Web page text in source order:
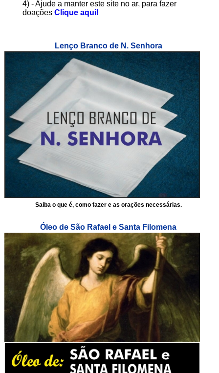
4) - Ajude a manter este site no ar, para fazer
doações Clique aqui!
Lenço Branco de N. Senhora
Saiba o que é, como fazer e as orações necessárias.
Óleo de São Rafael e Santa Filomena